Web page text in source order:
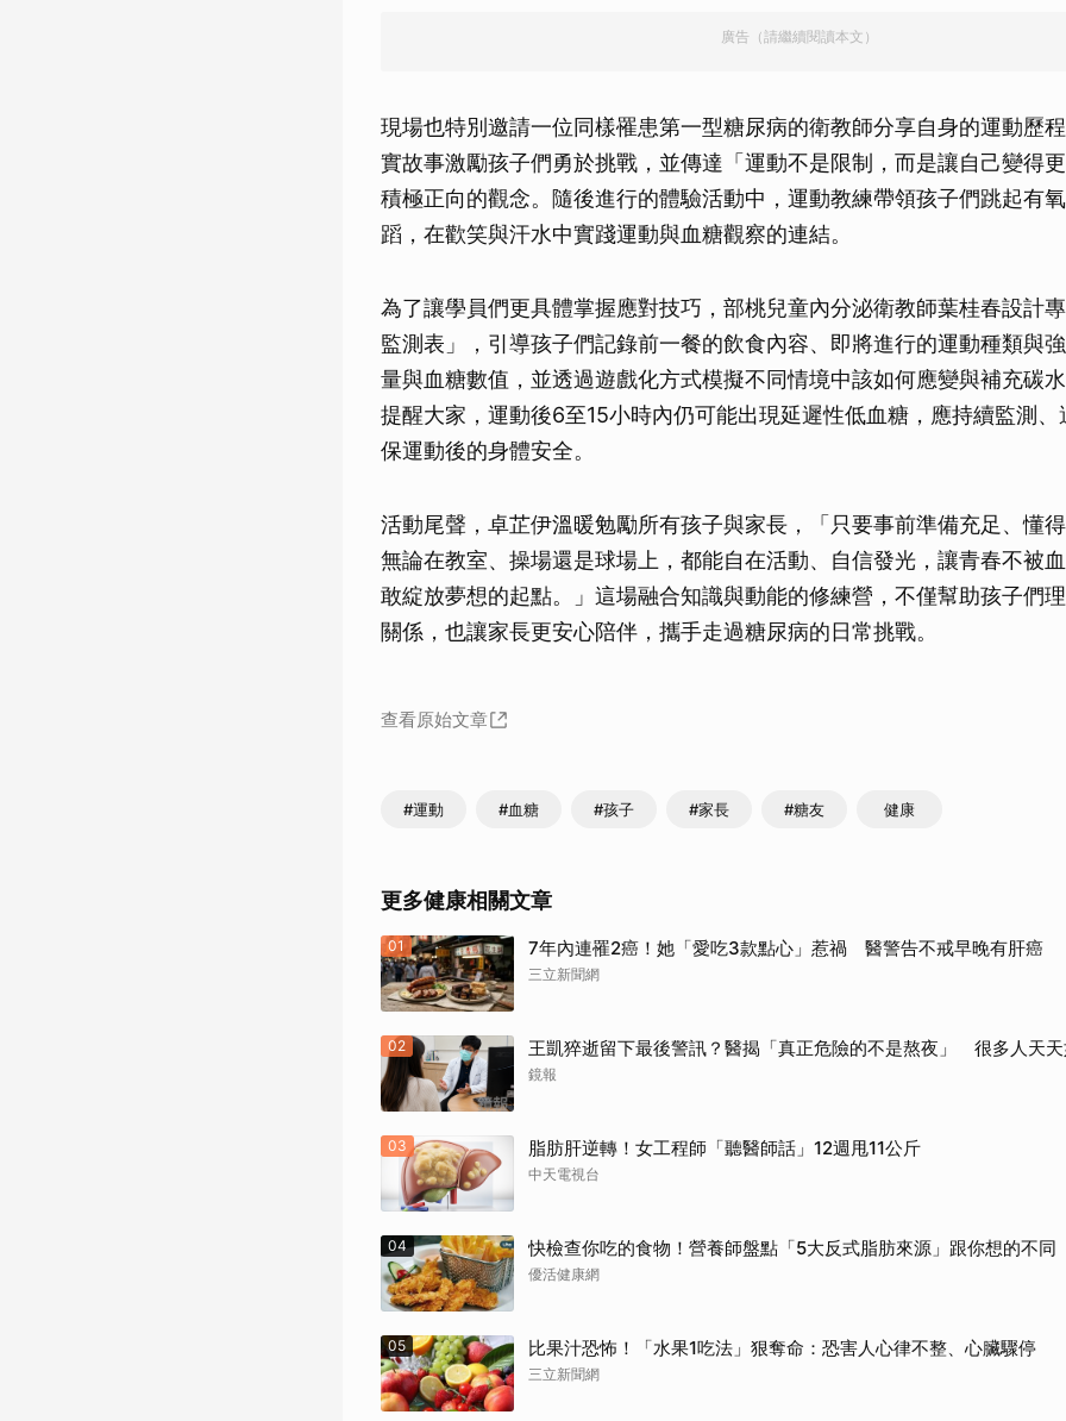
廣告（請繼續閱讀本文）
現場也特別邀請一位同樣罹患第一型糖尿病的衛教師分享自身的運動歷
實故事激勵孩子們勇於挑戰，並傳達「運動不是限制，而是讓自己變得
積極正向的觀念。隨後進行的體驗活動中，運動教練帶領孩子們跳起有
蹈，在歡笑與汗水中實踐運動與血糖觀察的連結。
為了讓學員們更具體掌握應對技巧，部桃兒童內分泌衛教師葉桂春設計
監測表」，引導孩子們記錄前一餐的飲食內容、即將進行的運動種類與
量與血糖數值，並透過遊戲化方式模擬不同情境中該如何應變與補充碳
提醒大家，運動後6至15小時內仍可能出現延遲性低血糖，應持續監測
保運動後的身體安全。
活動尾聲，卓芷伊溫暖勉勵所有孩子與家長，「只要事前準備充足、懂
無論在教室、操場還是球場上，都能自在活動、自信發光，讓青春不被
敢綻放夢想的起點。」這場融合知識與動能的修練營，不僅幫助孩子們
關係，也讓家長更安心陪伴，攜手走過糖尿病的日常挑戰。
查看原始文章
#運動 #血糖 #孩子 #家長 #糖友 健康
更多健康相關文章
01 7年內連罹2癌！她「愛吃3款點心」惹禍 醫警告不戒早晚有肝癌
三立新聞網
02 王凱猝逝留下最後警訊？醫揭「真正危險的不是熬夜」 很多人天
鏡報
03 脂肪肝逆轉！女工程師「聽醫師話」12週甩11公斤
中天電視台
04 快檢查你吃的食物！營養師盤點「5大反式脂肪來源」跟你想的不同
優活健康網
05 比果汁恐怖！「水果1吃法」狠奪命：恐害人心律不整、心臟驟停
三立新聞網
取消